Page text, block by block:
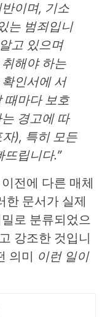
이며, 기소
는 범죄입니
고 있으며
해야 하는
인서에 서
때마다 보호
경고에 따
), 특히 모든
뜨립니다.”
전에 다른 매체
한 문서가 실제
로 분류되었으
강조한 것입니
의미 이런 일이